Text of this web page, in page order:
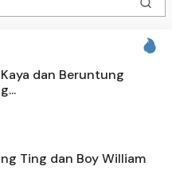
dan Beruntung
Ting dan Boy William